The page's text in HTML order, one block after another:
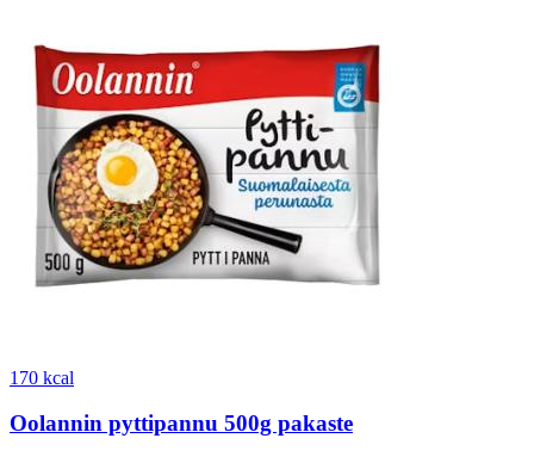
170 kcal
Oolannin pyttipannu 500g pakaste